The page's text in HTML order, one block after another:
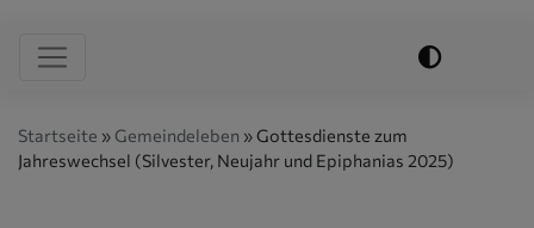
Hauptnavigation
Startseite Gemeindeleben
Gottesdienste zum
Jahreswechsel (Silvester, Neujahr und Epiphanias 2025)